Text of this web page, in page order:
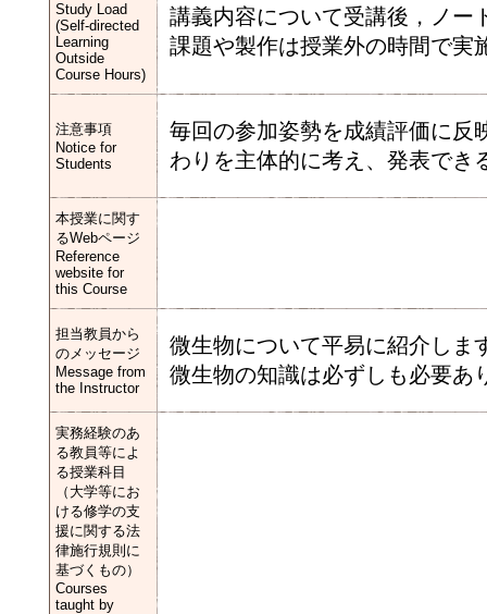
Study Load
(Self-directed
Learning
Outside
Course Hours)
講義内容について受講後，ノー
課題や製作は授業外の時間で実
注意事項
Notice for
Students
毎回の参加姿勢を成績評価に反
わりを主体的に考え、発表でき
本授業に関す
るWebページ
Reference
website for
this Course
担当教員から
のメッセージ
Message from
the Instructor
微生物について平易に紹介しま
微生物の知識は必ずしも必要あ
実務経験のあ
る教員等によ
る授業科目
（大学等にお
ける修学の支
援に関する法
律施行規則に
基づくもの）
Courses
taught by